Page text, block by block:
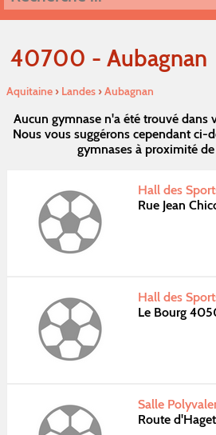
40700 - Aubagnan
Aquitaine› Landes›Aubagnan
Aucun gymnase n'a été trouvé dans
Nous vous suggérons cependant ci-
gymnases à proximité
Hall des
Rue Jean
Hall des
Le Bourg
Salle
Route